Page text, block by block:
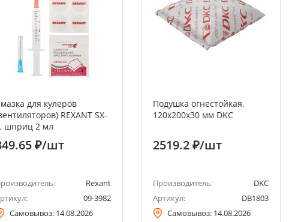
для кулеров
REXANT SX-
шприц 2 мл
₽/шт
Rexant
09-3982
Самовывоз: 14.08.2026
Подушка огнестойкая,
120х200х30 мм DKC
2519.2 ₽/шт
Производитель:
DKC
Артикул:
DB1803
Самовывоз: 14.08.2026